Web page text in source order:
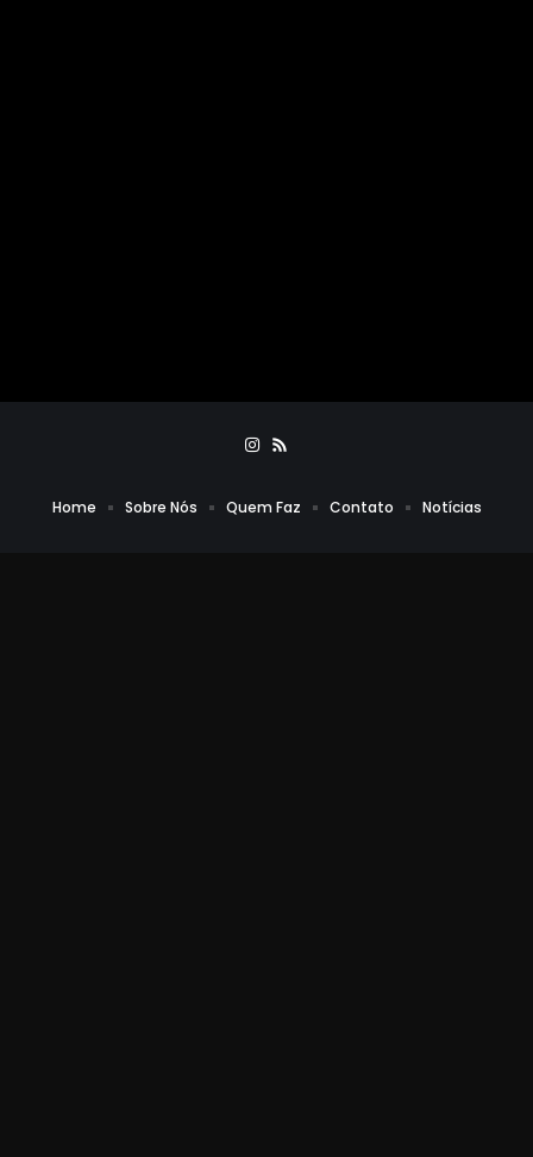
Home Sobre Nós Quem Faz Contato Notícias